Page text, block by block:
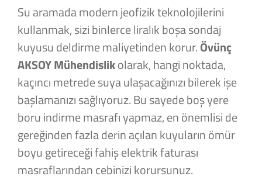
Su aramada modern jeofizik teknolojilerini
kullanmak, sizi binlerce liralık boşa sondaj
kuyusu deldirme maliyetinden korur.Övünç
AKSOY Mühendislikolarak, hangi noktada,
kaçıncı metrede suya ulaşacağınızı bilerek işe
başlamanızı sağlıyoruz. Bu sayede boş yere
boru indirme masrafı yapmaz, en önemlisi de
gereğinden fazla derin açılan kuyuların ömür
boyu getireceği fahiş elektrik faturası
masraflarından cebinizi korursunuz.